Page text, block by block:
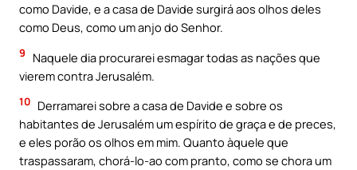
como Davide, e a casa de Davide surgirá aos olhos deles
como Deus, como um anjo do Senhor.
9
Naquele dia procurarei esmagar todas as nações que
vierem contra Jerusalém.
10 Derramarei sobre a casa de Davide e sobre os
habitantes de Jerusalém um espírito de graça e de preces,
e eles porão os olhos em mim. Quanto àquele que
traspassaram, chorá-lo-ao com pranto, como se chora um